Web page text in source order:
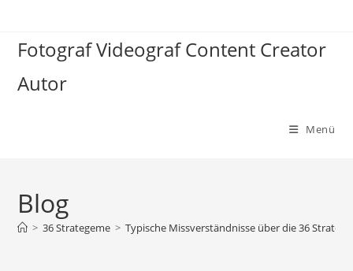
springen
Fotograf Videograf Content Creator
Autor
Menü
Blog
> 36 Strategeme > Typische Missverständnisse über die 36